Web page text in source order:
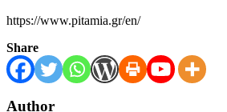
https://www.pitamia.gr/en/
Share
Author